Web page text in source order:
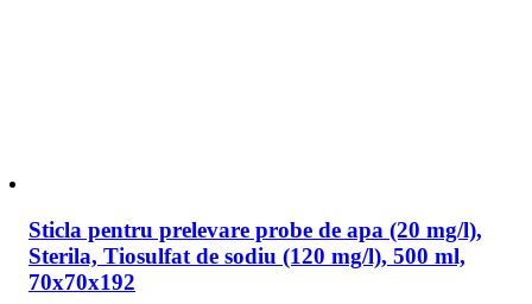
Sticla pentru prelevare probe de apa (20 mg/l),
Sterila, Tiosulfat de sodiu (120 mg/l), 500 ml,
70x70x192